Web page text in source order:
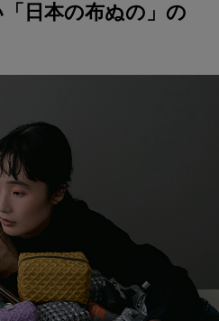
日本の布ぬの」の